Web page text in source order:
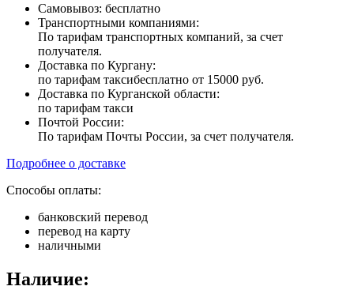
Самовывоз: бесплатно
Транспортными компаниями:
По тарифам транспортных компаний, за счет
получателя.
Доставка по Кургану:
по тарифам таксибесплатно от 15000 руб.
Доставка по Курганской области:
по тарифам такси
Почтой России:
По тарифам Почты России, за счет получателя.
Подробнее о доставке
Способы оплаты:
банковский перевод
перевод на карту
наличными
Наличие: